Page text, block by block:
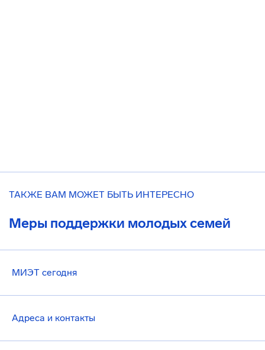
ТАКЖЕ ВАМ МОЖЕТ БЫТЬ ИНТЕРЕСНО
Меры поддержки молодых семей
МИЭТ сегодня
Адреса и контакты